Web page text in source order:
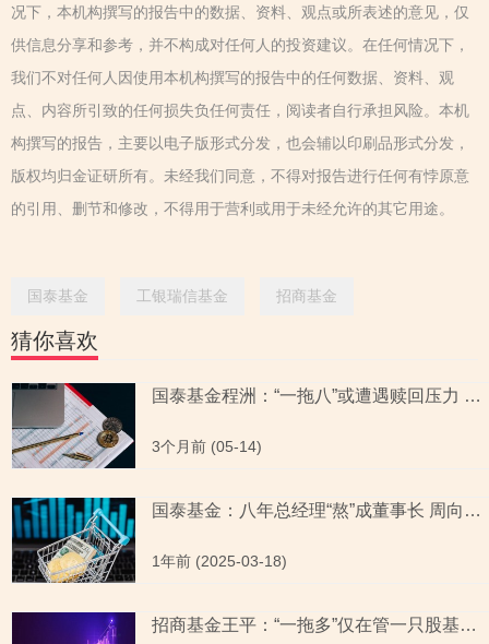
况下，本机构撰写的报告中的数据、资料、观点或所表述的意见，仅
供信息分享和参考，并不构成对任何人的投资建议。在任何情况下，
我们不对任何人因使用本机构撰写的报告中的任何数据、资料、观
点、内容所引致的任何损失负任何责任，阅读者自行承担风险。本机
构撰写的报告，主要以电子版形式分发，也会辅以印刷品形式分发，
版权均归金证研所有。未经我们同意，不得对报告进行任何有悖原意
的引用、删节和修改，不得用于营利或用于未经允许的其它用途。
国泰基金 工银瑞信基金 招商基金
猜你喜欢
国泰基金程洲：“一拖八”或遭遇赎回压力 在管混基重仓“雷同”再出新混基
3个月前 (05-14)
国泰基金：八年总经理“熬”成董事长 周向勇“为持有人创造价值”或成空谈
1年前 (2025-03-18)
招商基金王平：“一拖多”仅在管一只股基换手率高企 时隔七年再出新股基